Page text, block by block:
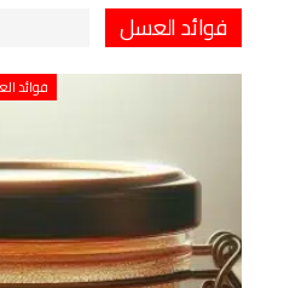
فوائد العسل
فوائد